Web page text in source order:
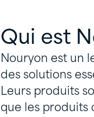
Qui est
Nouryon est un
des solutions
Leurs produits
que les produits